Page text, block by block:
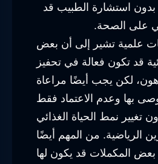
بدون استشارة الطبيب قد
على الصحة.
علمية تشير إلى أن بعض
قد تكون فعالة في تحفيز
لكن يجب أيضًا مراعاة
بها وعدم الاعتماد فقط
تغيير نمط الحياة الغذائي
الرياضية. من المهم أيضًا
بعض المكملات قد يكون لها